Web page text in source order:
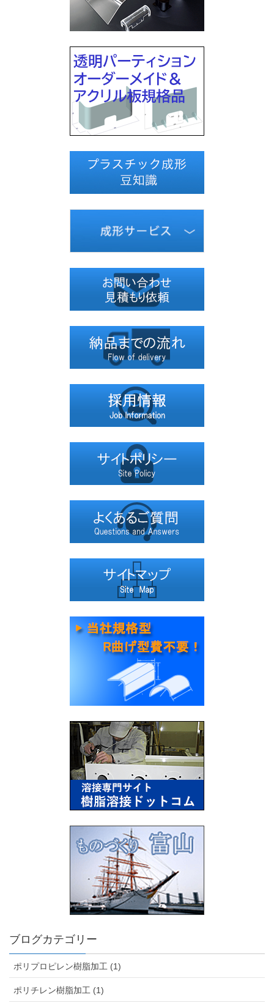
ブログカテゴリー
ポリプロピレン樹脂加工 (1)
ポリチレン樹脂加工 (1)